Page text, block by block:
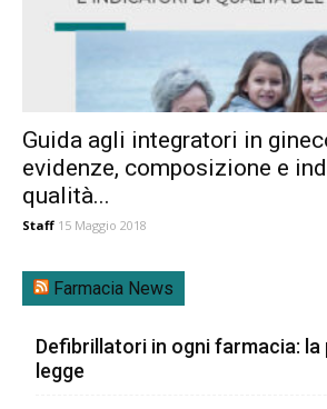
Guida agli integratori in
evidenze, composizione e
qualità...
Staff 15 Maggio 2018
Farmacia News
Defibrillatori in ogni farmacia:
legge